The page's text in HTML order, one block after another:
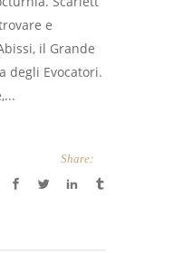
e
il Grande
degli Evocatori.
Share: